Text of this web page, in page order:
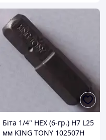
Біта 1/4" HEX (6-гр.) H7 L25
мм KING TONY 102507H